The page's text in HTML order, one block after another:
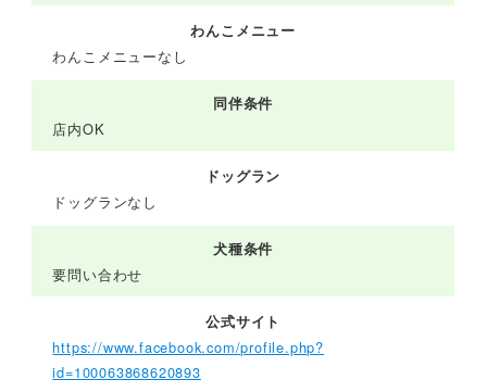
わんこメニュー
わんこメニューなし
同伴条件
店内OK
ドッグラン
ドッグランなし
犬種条件
要問い合わせ
公式サイト
https://www.facebook.com/profile.php?
id=100063868620893